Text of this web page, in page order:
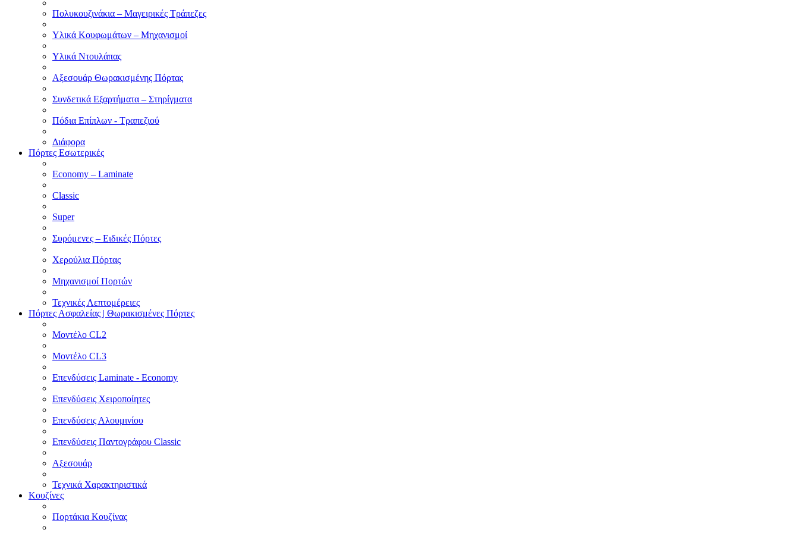
Πολυκουζινάκια – Μαγειρικές Τράπεζες
Υλικά Κουφωμάτων – Μηχανισμοί
Υλικά Ντουλάπας
Αξεσουάρ Θωρακισμένης Πόρτας
Συνδετικά Εξαρτήματα – Στηρίγματα
Πόδια Επίπλων - Τραπεζιού
Διάφορα
Πόρτες Εσωτερικές
Economy – Laminate
Classic
Super
Συρόμενες – Ειδικές Πόρτες
Χερούλια Πόρτας
Μηχανισμοί Πορτών
Τεχνικές Λεπτομέρειες
Πόρτες Ασφαλείας | Θωρακισμένες Πόρτες
Μοντέλο CL2
Μοντέλο CL3
Επενδύσεις Laminate - Economy
Επενδύσεις Χειροποίητες
Επενδύσεις Αλουμινίου
Επενδύσεις Παντογράφου Classic
Αξεσουάρ
Τεχνικά Χαρακτηριστικά
Κουζίνες
Πορτάκια Κουζίνας